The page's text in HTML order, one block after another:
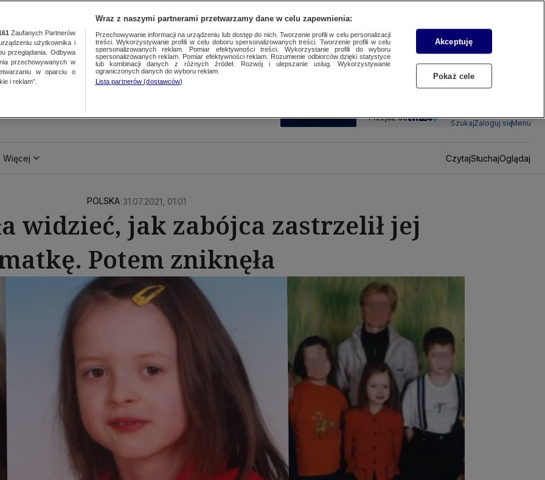
SUBSKRYBUJ Przejdź do
SzukajZaloguj sięMenu
Więcej CzytajSłuchajOglądaj
POLSKA| 31.07.2021, 01:01
widzieć, jak zabójca zastrzelił jej
Potem zniknęła
Zaufanych Partnerów
użytkownika i
przeglądania. Odbywa
przechowywanych w
w oparciu o
i reklam”.
Wraz z naszymi partnerami przetwarzamy dane w celu zapewnienia:
Przechowywanie informacji na urządzeniu lub dostęp do nich. Tworzenie profili w celu personalizacji
treści. Wykorzystywanie profili w celu doboru spersonalizowanych treści. Tworzenie profili w celu
spersonalizowanych reklam. Pomiar efektywności treści. Wykorzystanie profili do wyboru
spersonalizowanych reklam. Pomiar efektywności reklam. Rozumienie odbiorców dzięki statystyce
lub kombinacji danych z różnych źródeł. Rozwój i ulepszanie usług. Wykorzystywanie
ograniczonych danych do wyboru reklam.
Lista partnerów (dostawców)
Akceptuję
Pokaż cele